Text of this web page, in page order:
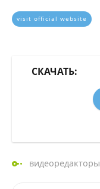
visit official website
СКАЧАТЬ:
видеоредакторы